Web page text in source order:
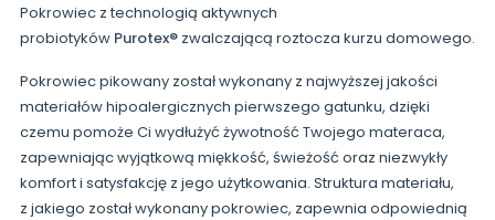
Pokrowiec z technologią aktywnych
probiotyków Purotex® zwalczającą roztocza kurzu domowego.
Pokrowiec pikowany został wykonany z najwyższej jakości
materiałów hipoalergicznych pierwszego gatunku, dzięki
czemu pomoże Ci wydłużyć żywotność Twojego materaca,
zapewniając wyjątkową miękkość, świeżość oraz niezwykły
komfort i satysfakcję z jego użytkowania. Struktura materiału,
z jakiego został wykonany pokrowiec, zapewnia odpowiednią